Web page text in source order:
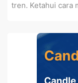
tren. Ketahui cara